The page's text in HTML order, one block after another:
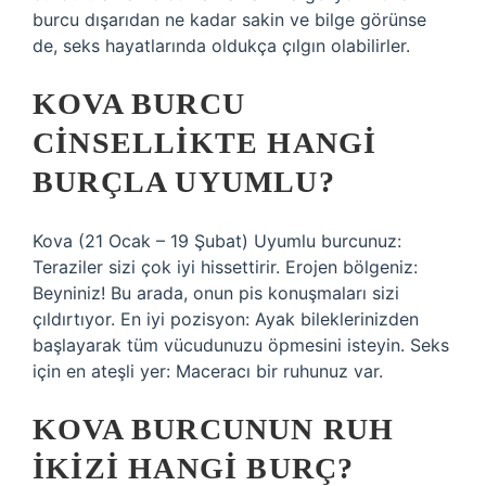
burcu dışarıdan ne kadar sakin ve bilge görünse
de, seks hayatlarında oldukça çılgın olabilirler.
KOVA BURCU
CINSELLIKTE HANGI
BURÇLA UYUMLU?
Kova (21 Ocak – 19 Şubat) Uyumlu burcunuz:
Teraziler sizi çok iyi hissettirir. Erojen bölgeniz:
Beyniniz! Bu arada, onun pis konuşmaları sizi
çıldırtıyor. En iyi pozisyon: Ayak bileklerinizden
başlayarak tüm vücudunuzu öpmesini isteyin. Seks
için en ateşli yer: Maceracı bir ruhunuz var.
KOVA BURCUNUN RUH
IKIZI HANGI BURÇ?